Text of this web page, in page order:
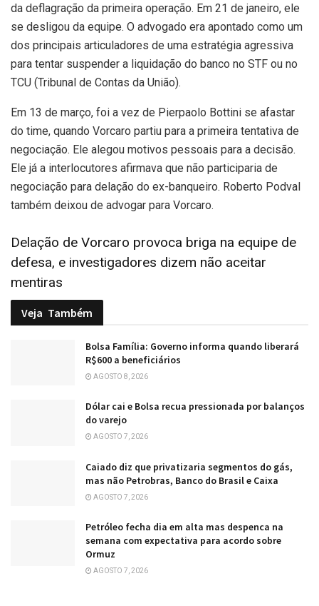
da deflagração da primeira operação. Em 21 de janeiro, ele
se desligou da equipe. O advogado era apontado como um
dos principais articuladores de uma estratégia agressiva
para tentar suspender a liquidação do banco no STF ou no
TCU (Tribunal de Contas da União).
Em 13 de março, foi a vez de Pierpaolo Bottini se afastar
do time, quando Vorcaro partiu para a primeira tentativa de
negociação. Ele alegou motivos pessoais para a decisão.
Ele já a interlocutores afirmava que não participaria de
negociação para delação do ex-banqueiro. Roberto Podval
também deixou de advogar para Vorcaro.
Delação de Vorcaro provoca briga na equipe de
defesa, e investigadores dizem não aceitar
mentiras
Veja Também
Bolsa Família: Governo informa quando liberará
R$600 a beneficiários
AGOSTO 8, 2026
Dólar cai e Bolsa recua pressionada por balanços
do varejo
AGOSTO 7, 2026
Caiado diz que privatizaria segmentos do gás,
mas não Petrobras, Banco do Brasil e Caixa
AGOSTO 7, 2026
Petróleo fecha dia em alta mas despenca na
semana com expectativa para acordo sobre
Ormuz
AGOSTO 7, 2026